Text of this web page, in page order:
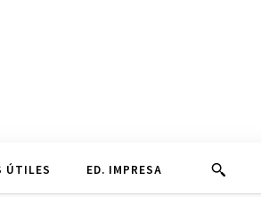
ÚTILES ED. IMPRESA